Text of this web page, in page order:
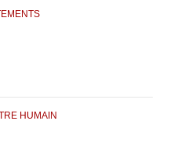
HUMAIN